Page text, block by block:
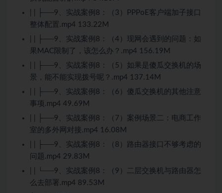
| | ├──9、实战案例8：（3）PPPoE客户端加子接口
整体配置.mp4 133.22M
| | ├──9、实战案例8：（4）现网会遇到的问题：如
果MAC限制了，该怎么办？.mp4 156.19M
| | ├──9、实战案例8：（5）如果是傻瓜交换机的场
景，能不能实现拨号呢？.mp4 137.14M
| | ├──9、实战案例8：（6）傻瓜交换机的其他注意
事项.mp4 49.69M
| | ├──9、实战案例8：（7）案例场景二：电商工作
室的多外网对接.mp4 16.08M
| | ├──9、实战案例8：（8）路由器接口不够考虑的
问题.mp4 29.83M
| | └──9、实战案例8：（9）二层交换机与路由器怎
么去部署.mp4 89.53M